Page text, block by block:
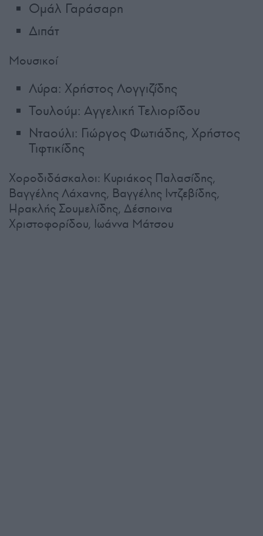
Ομάλ Γαράσαρη
Διπάτ
Μουσικοί
Λύρα: Χρήστος Λογγιζίδης
Τουλούμ: Αγγελική Τελιορίδου
Νταούλι: Γιώργος Φωτιάδης, Χρήστος
Τιφτικίδης
Χοροδιδάσκαλοι: Κυριάκος Παλασίδης,
Βαγγέλης Λάχανης, Βαγγέλης Ιντζεβίδης,
Ηρακλής Σουμελίδης, Δέσποινα
Χριστοφορίδου, Ιωάννα Μάτσου